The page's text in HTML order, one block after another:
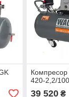
Компресор
420-2,2/
39 520₴